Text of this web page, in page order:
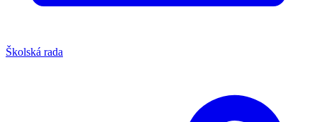
Školská rada